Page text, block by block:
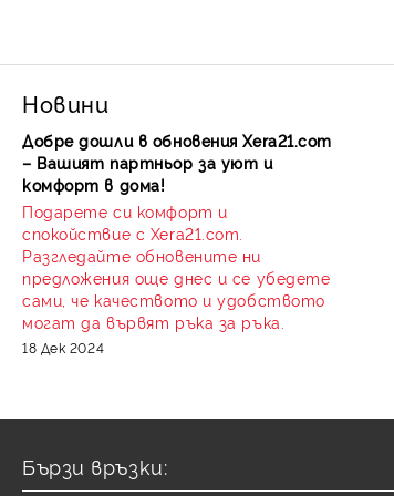
Новини
Добре дошли в обновения Xera21.com
– Вашият партньор за уют и
комфорт в дома!
Подарете си комфорт и
спокойствие с Xera21.com.
Разгледайте обновените ни
предложения още днес и се убедете
сами, че качеството и удобството
могат да вървят ръка за ръка.
18 Дек 2024
Бързи връзки: